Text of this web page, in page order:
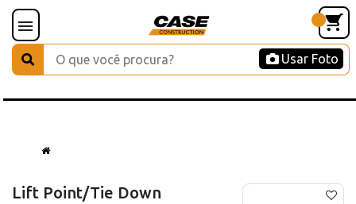
Usar Foto
Lift Point/Tie Down